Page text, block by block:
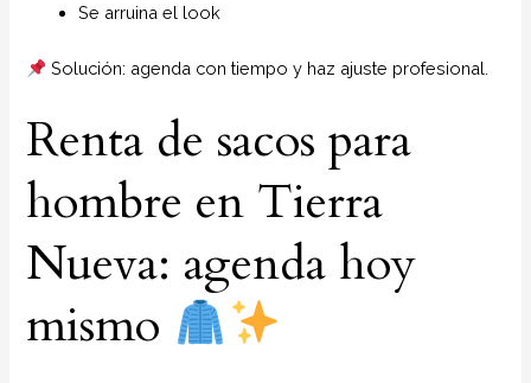
Se arruina el look
Solución: agenda con tiempo y haz ajuste profesional.
Renta de sacos para
hombre en Tierra
Nueva: agenda hoy
mismo